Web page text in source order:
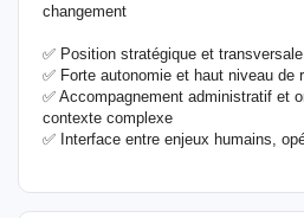
changement
✅ Position stratégique et
✅ Forte autonomie et haut niveau de
✅ Accompagnement administratif et
contexte complexe
✅ Interface entre enjeux humains,